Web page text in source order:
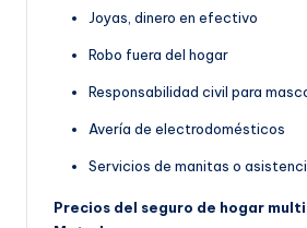
Joyas, dinero en efectivo
Robo fuera del hogar
Responsabilidad civil para
Avería de electrodomésticos
Servicios de manitas o
Precios del seguro de hogar